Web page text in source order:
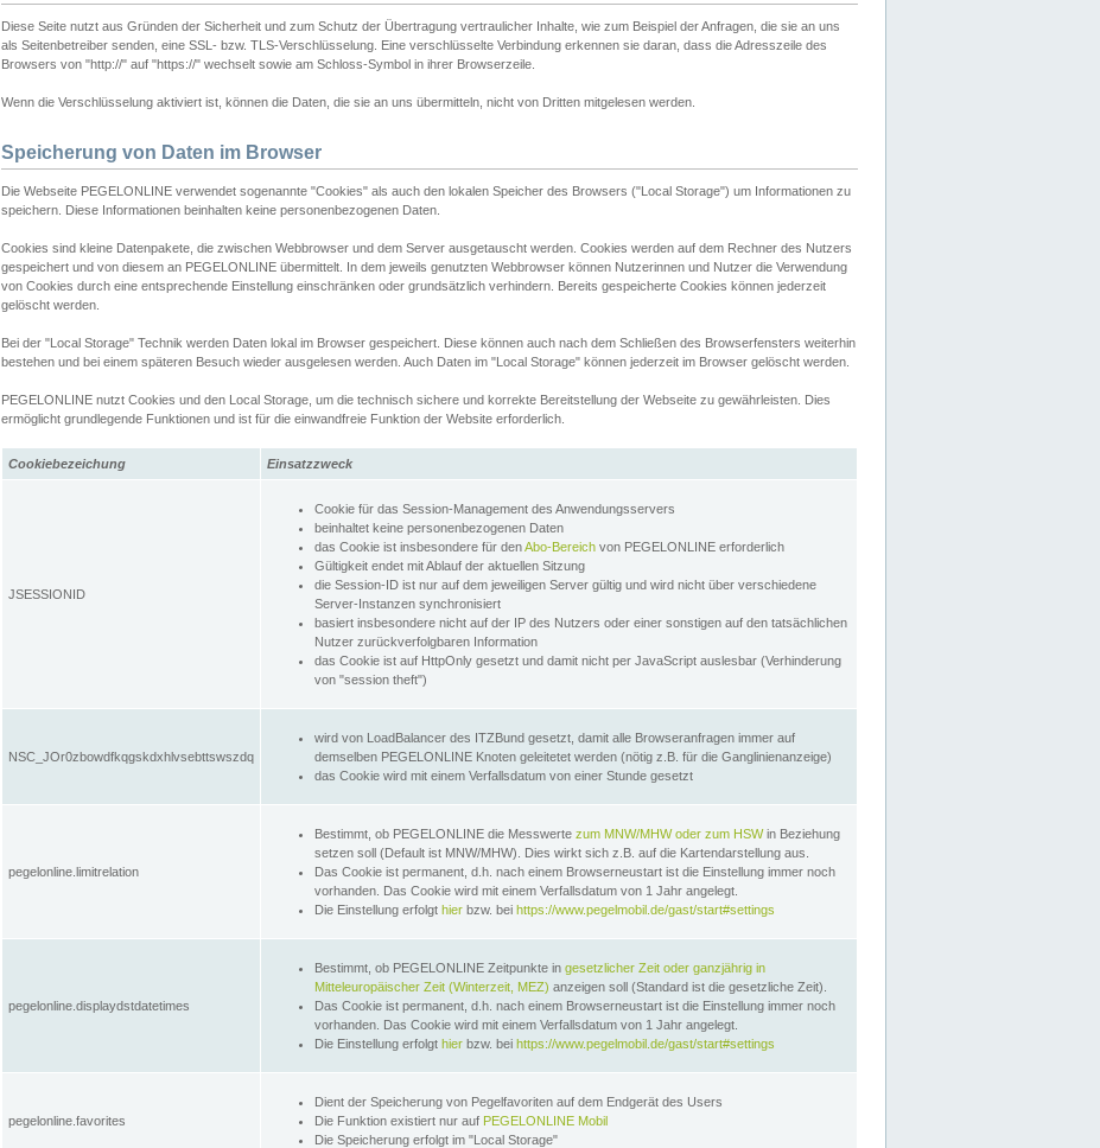
Diese Seite nutzt aus Gründen der Sicherheit und zum Schutz der Übertragung vertraulicher Inhalte, wie zum Beispiel der Anfragen, die sie an uns
als Seitenbetreiber senden, eine SSL- bzw. TLS-Verschlüsselung. Eine verschlüsselte Verbindung erkennen sie daran, dass die Adresszeile des
Browsers von "http://" auf "https://" wechselt sowie am Schloss-Symbol in ihrer Browserzeile.
Wenn die Verschlüsselung aktiviert ist, können die Daten, die sie an uns übermitteln, nicht von Dritten mitgelesen werden.
Speicherung von Daten im Browser
Die Webseite PEGELONLINE verwendet sogenannte "Cookies" als auch den lokalen Speicher des Browsers ("Local Storage") um Informationen zu
speichern. Diese Informationen beinhalten keine personenbezogenen Daten.
Cookies sind kleine Datenpakete, die zwischen Webbrowser und dem Server ausgetauscht werden. Cookies werden auf dem Rechner des Nutzers
gespeichert und von diesem an PEGELONLINE übermittelt. In dem jeweils genutzten Webbrowser können Nutzerinnen und Nutzer die Verwendung
von Cookies durch eine entsprechende Einstellung einschränken oder grundsätzlich verhindern. Bereits gespeicherte Cookies können jederzeit
gelöscht werden.
Bei der "Local Storage" Technik werden Daten lokal im Browser gespeichert. Diese können auch nach dem Schließen des Browserfensters weiterhin
bestehen und bei einem späteren Besuch wieder ausgelesen werden. Auch Daten im "Local Storage" können jederzeit im Browser gelöscht werden.
PEGELONLINE nutzt Cookies und den Local Storage, um die technisch sichere und korrekte Bereitstellung der Webseite zu gewährleisten. Dies
ermöglicht grundlegende Funktionen und ist für die einwandfreie Funktion der Website erforderlich.
Cookiebezeichung Einsatzzweck
JSESSIONID
Cookie für das Session-Management des Anwendungsservers
beinhaltet keine personenbezogenen Daten
das Cookie ist insbesondere für denAbo-Bereich von PEGELONLINE erforderlich
Gültigkeit endet mit Ablauf der aktuellen Sitzung
die Session-ID ist nur auf dem jeweiligen Server gültig und wird nicht über verschiedene
Server-Instanzen synchronisiert
basiert insbesondere nicht auf der IP des Nutzers oder einer sonstigen auf den tatsächlichen
Nutzer zurückverfolgbaren Information
das Cookie ist auf HttpOnly gesetzt und damit nicht per JavaScript auslesbar (Verhinderung
von "session theft")
NSC_JOr0zbowdfkqgskdxhlvsebttswszdq
wird von LoadBalancer des ITZBund gesetzt, damit alle Browseranfragen immer auf
demselben PEGELONLINE Knoten geleitetet werden (nötig z.B. für die Ganglinienanzeige)
das Cookie wird mit einem Verfallsdatum von einer Stunde gesetzt
pegelonline.limitrelation
Bestimmt, ob PEGELONLINE die Messwerte zum MNW/MHW oder zum HSWin Beziehung
setzen soll (Default ist MNW/MHW). Dies wirkt sich z.B. auf die Kartendarstellung aus.
Das Cookie ist permanent, d.h. nach einem Browserneustart ist die Einstellung immer noch
vorhanden. Das Cookie wird mit einem Verfallsdatum von 1 Jahr angelegt.
Die Einstellung erfolgt hier bzw. bei https://www.pegelmobil.de/gast/start#settings
pegelonline.displaydstdatetimes
Bestimmt, ob PEGELONLINE Zeitpunkte in gesetzlicher Zeit oder ganzjährig in
Mitteleuropäischer Zeit (Winterzeit, MEZ) anzeigen soll (Standard ist die gesetzliche Zeit).
Das Cookie ist permanent, d.h. nach einem Browserneustart ist die Einstellung immer noch
vorhanden. Das Cookie wird mit einem Verfallsdatum von 1 Jahr angelegt.
Die Einstellung erfolgt hier bzw. bei https://www.pegelmobil.de/gast/start#settings
pegelonline.favorites
Dient der Speicherung von Pegelfavoriten auf dem Endgerät des Users
Die Funktion existiert nur auf PEGELONLINE Mobil
Die Speicherung erfolgt im "Local Storage"